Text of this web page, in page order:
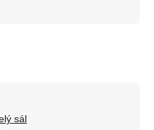
sál